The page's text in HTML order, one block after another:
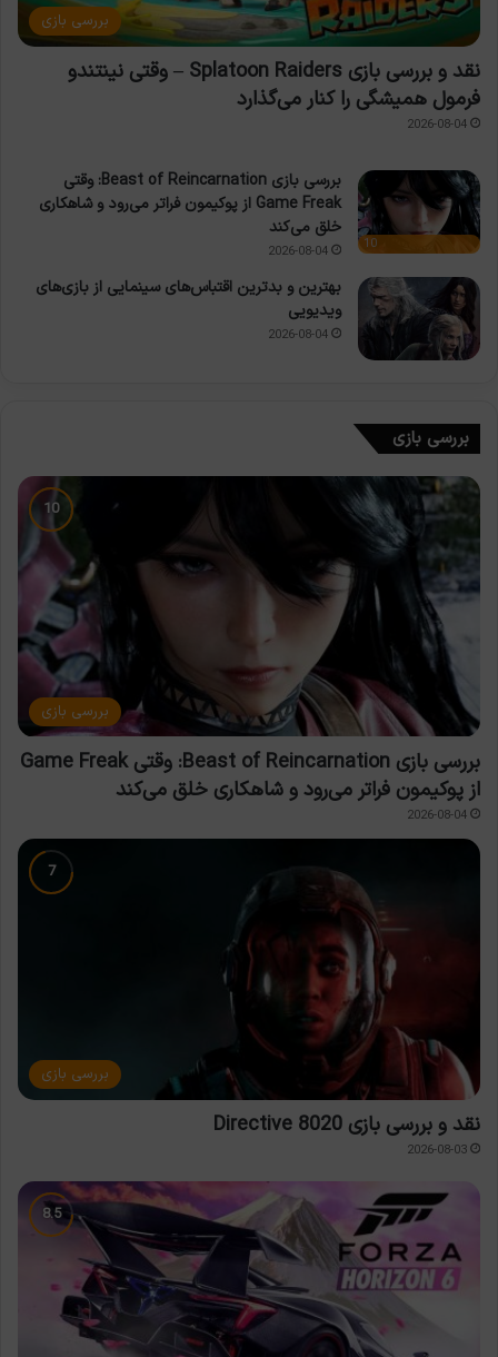
بررسی بازی
نقد و بررسی بازی Splatoon Raiders – وقتی نینتندو
فرمول همیشگی را کنار می‌گذارد
2026-08-04
10
بررسی بازی Beast of Reincarnation: وقتی
Game Freak از پوکیمون فراتر می‌رود و شاهکاری
خلق می‌کند
2026-08-04
بهترین و بدترین اقتباس‌های سینمایی از بازی‌های
ویدیویی
2026-08-04
بررسی بازی
بررسی بازی
بررسی بازی Beast of Reincarnation: وقتی Game Freak
از پوکیمون فراتر می‌رود و شاهکاری خلق می‌کند
2026-08-04
بررسی بازی
نقد و بررسی بازی Directive 8020
2026-08-03